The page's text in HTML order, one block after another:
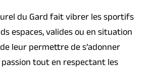
du Gard fait vibrer les sportifs
espaces, valides ou en situation
leur permettre de s’adonner
tout en respectant les